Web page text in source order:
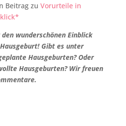
Beitrag zu Vorurteile in
wunderschönen Einblick
Gibt es unter
Hausgeburten? Oder
Hausgeburten? Wir freuen